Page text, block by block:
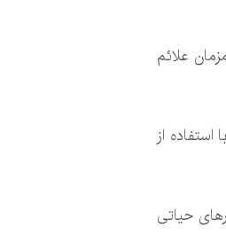
و همزمان علائم
از
بتوانند نشانگرهای حیاتی